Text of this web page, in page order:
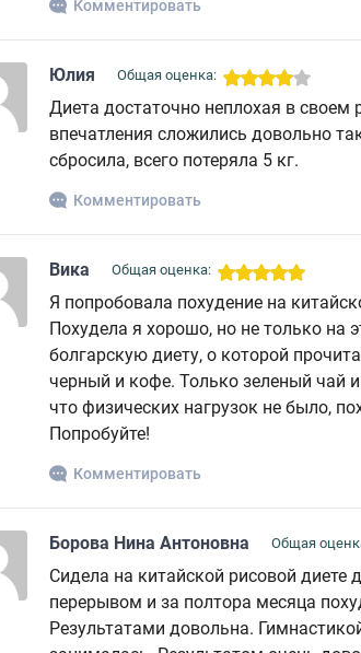
Комментировать
Юлия Общая оценка:
Диета достаточно неплохая в своем
впечатления сложились довольно
сбросила, всего потеряла 5 кг.
Комментировать
Вика Общая оценка:
Я попробовала похудение на
Похудела я хорошо, но не только на
болгарскую диету, о которой
черный и кофе. Только зеленый чай
что физических нагрузок не было,
Попробуйте!
Комментировать
Борова Нина Антоновна Общая
Сидела на китайской рисовой диете
перерывом и за полтора месяца
Результатами довольна.